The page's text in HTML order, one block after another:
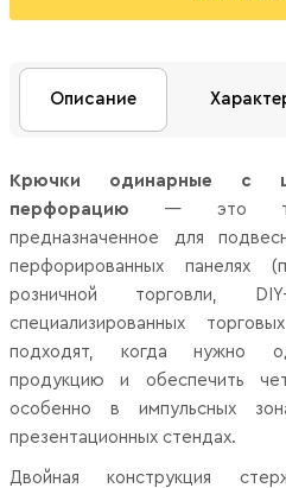
Описание
Крючки одинарные с
перфорацию — это
предназначенное для
перфорированных панелях
розничной торговли,
специализированных
подходят, когда нужно
продукцию и обеспечить
особенно в импульсных
презентационных стендах.
Двойная конструкция